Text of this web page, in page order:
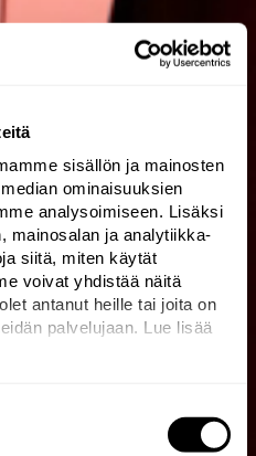
sisällön ja mainosten
ominaisuuksien
analysoimiseen. Lisäksi
mainosalan ja analytiikka-
siitä, miten käytät
voivat yhdistää näitä
antanut heille tai joita on
palvelujaan. Lue lisää